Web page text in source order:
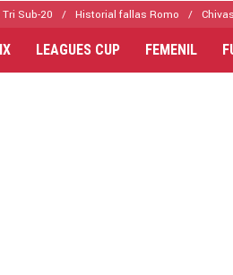
Sub-20 Historial fallas Romo
LEAGUES CUP FEMENIL